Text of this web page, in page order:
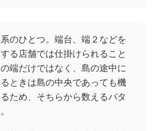
のひとつ。端台、端２などを
る店舗では仕掛けられること
端だけではなく、島の途中に
ときは島の中央であっても機
ため、そちらから数えるパタ